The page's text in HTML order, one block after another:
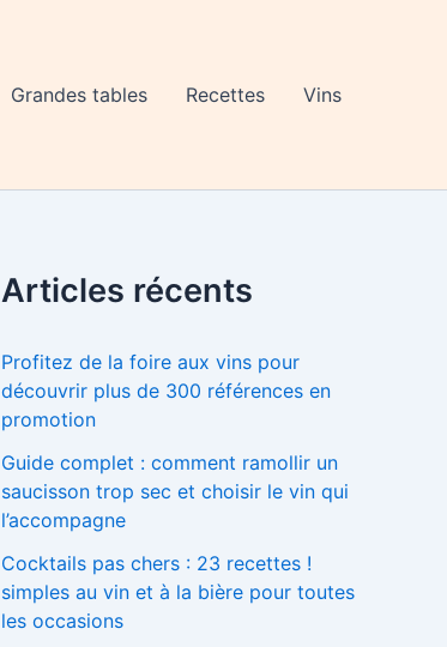
Grandes tables Recettes Vins
Articles récents
Profitez de la foire aux vins pour
découvrir plus de 300 références en
promotion
Guide complet : comment ramollir un
saucisson trop sec et choisir le vin qui
l’accompagne
Cocktails pas chers : 23 recettes !
simples au vin et à la bière pour toutes
les occasions